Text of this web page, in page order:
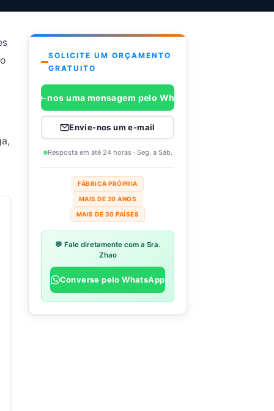
SOLICITE UM ORÇAMENTO
GRATUITO
Envie-nos uma mensagem pelo WhatsApp
Envie-nos um e-mail
Resposta em até 24 horas · Seg. a Sáb.
FÁBRICA PRÓPRIA
MAIS DE 20 ANOS
MAIS DE 30 PAÍSES
💬 Fale diretamente com a Sra.
Zhao
Converse pelo WhatsApp